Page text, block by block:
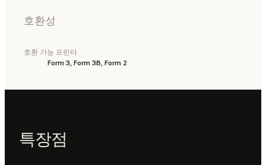
호환성
호환 가능 프린터
Form 3, Form 3B, Form 2
특장점